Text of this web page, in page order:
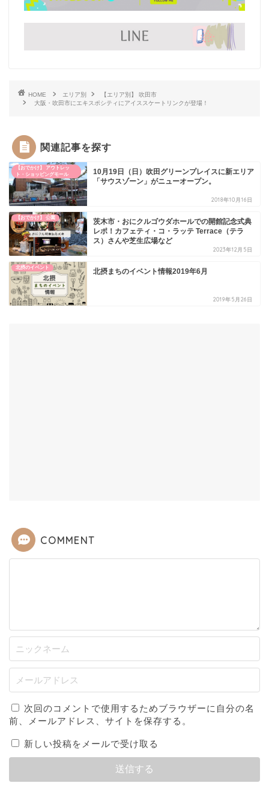
HOME エリア別
【エリア別】 吹田市
大阪・吹田市にエキスポシティにアイススケートリンクが登場！
関連記事を探す
【おでかけ】 アウトレッ
ト・ショッピングモール
10月19日（日）吹田グリーンプレイスに新エリア
「サウスゾーン」がニューオープン。
2018年10月16日
【おでかけ】 公園
茨木市・おにクルゴウダホールでの開館記念式典
レポ！カフェティ・コ・ラッテ Terrace（テラ
ス）さんや芝生広場など
2023年12月5日
北摂のイベント 北摂まちのイベント情報2019年6月
2019年5月26日
COMMENT
次回のコメントで使用するためブラウザーに自分の名
前、メールアドレス、サイトを保存する。
新しい投稿をメールで受け取る